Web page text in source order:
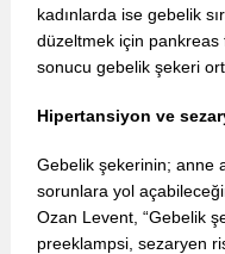
kadınlarda ise gebelik
düzeltmek için pankreas
sonucu gebelik
Hipertansiyon ve
Gebelik şekerinin; anne
sorunlara yol
Ozan Levent, “Gebelik
preeklampsi, sezaryen